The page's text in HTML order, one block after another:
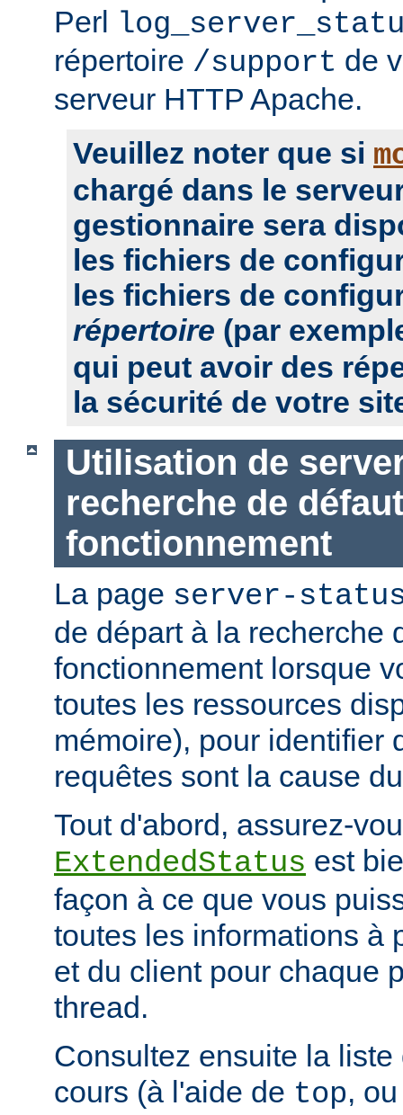
Perl
répertoire /support de
serveur HTTP Apache.
Veuillez noter que si
chargé dans le
gestionnaire sera
les fichiers de
les fichiers de
répertoire (par
qui peut avoir des
la sécurité de votre
Utilisation de
recherche de
fonctionnement
La page server-
de départ à la recherche
fonctionnement lorsque
toutes les ressources
mémoire), pour identifier
requêtes sont la cause
Tout d'abord, assurez-
ExtendedStatus est
façon à ce que vous
toutes les informations à
et du client pour chaque
thread.
Consultez ensuite la
cours (à l'aide de top,